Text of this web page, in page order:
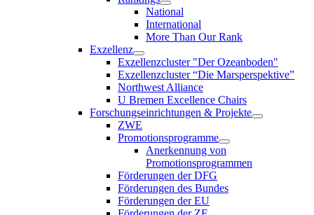
National
International
More Than Our Rank
Exzellenz
Exzellenzcluster "Der Ozeanboden"
Exzellenzcluster “Die Marsperspektive”
Northwest Alliance
U Bremen Excellence Chairs
Forschungseinrichtungen & Projekte
ZWE
Promotionsprogramme
Anerkennung von
Promotionsprogrammen
Förderungen der DFG
Förderungen des Bundes
Förderungen der EU